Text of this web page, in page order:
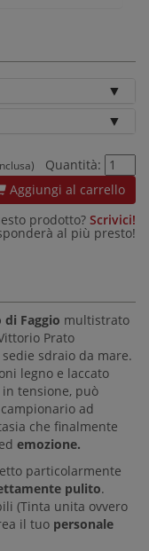
Quantità:
Aggiungi al carrello
prodotto? Scrivici!
al più presto!
di Faggio multistrato
Prato
sdraio da mare.
legno e laccato
tensione, può
ad
che finalmente
ed emozione.
particolarmente
pulito.
(Tinta unita ovvero
il tuo personale